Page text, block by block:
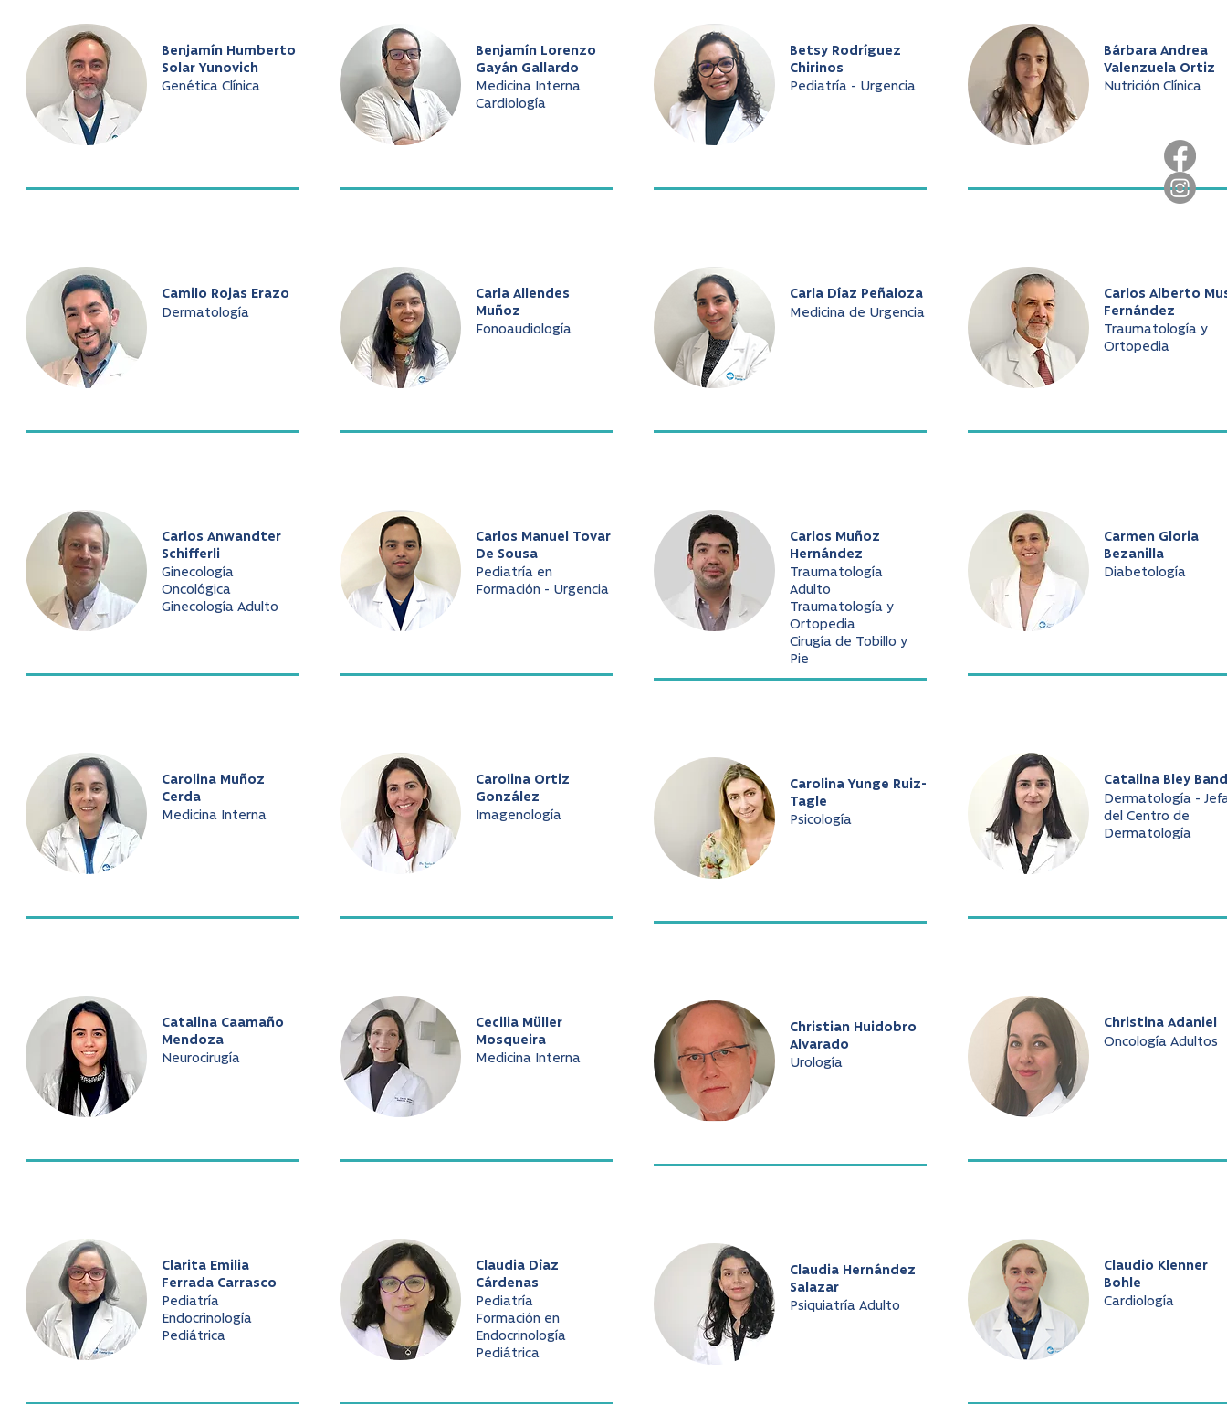
Benjamín Humberto
Solar Yunovich
Genética Clínica
Camilo Rojas Erazo
Dermatología
Carlos Anwandter
Schifferli
Ginecología
Oncológica
Ginecología Adulto
Carolina Muñoz
Cerda
Medicina Interna
Catalina Caamaño
Mendoza
Neurocirugía
Clarita Emilia
Ferrada Carrasco
Pediatría
Endocrinología
Pediátrica
Benjamín Lorenzo
Gayán Gallardo
Medicina Interna
Cardiología
Carla Allendes
Muñoz
Fonoaudiología
Carlos Manuel Tovar
De Sousa
Pediatría en
Formación - Urgencia
Carolina Ortiz
González
Imagenología
Cecilia Müller
Mosqueira
Medicina Interna
Claudia Díaz
Cárdenas
Pediatría
Formación en
Endocrinología
Pediátrica
Betsy Rodríguez
Chirinos
Pediatría - Urgencia
Carla Díaz Peñaloza
Medicina de Urgencia
Carlos Muñoz
Hernández
Traumatología
Adulto
Traumatología y
Ortopedia
Cirugía de Tobillo y
Pie
Carolina Yunge Ruiz-
Tagle
Psicología
Christian Huidobro
Alvarado
Urología
Claudia Hernández
Salazar
Psiquiatría Adulto
Bárbara Andrea
Valenzuela Ortiz
Nutrición Clínica
Carlos Alberto
Fernández
Traumatología y
Ortopedia
Carmen Gloria
Bezanilla
Diabetología
Catalina Bley
Dermatología -
del Centro de
Dermatología
Christina Adaniel
Oncología Adultos
Claudio Klenner
Bohle
Cardiología